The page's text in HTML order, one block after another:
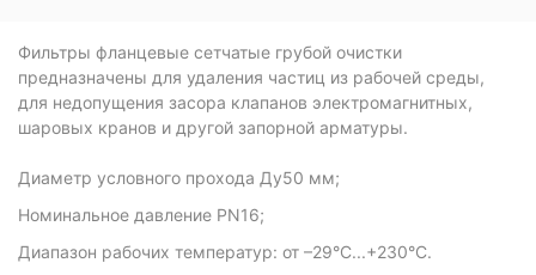
Фильтры фланцевые сетчатые грубой очистки
предназначены для удаления частиц из рабочей среды,
для недопущения засора клапанов электромагнитных,
шаровых кранов и другой запорной арматуры.
Диаметр условного прохода Ду50 мм;
Номинальное давление PN16;
Диапазон рабочих температур: от –29°C...+230°C.